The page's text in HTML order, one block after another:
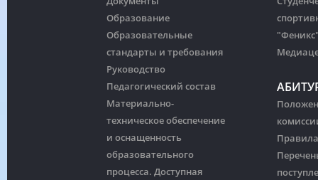
Образование
Образовательные
стандарты и требования
Руководство
Педагогический состав
Материально-
техническое обеспечение
и оснащенность
образовательного
процесса. Доступная